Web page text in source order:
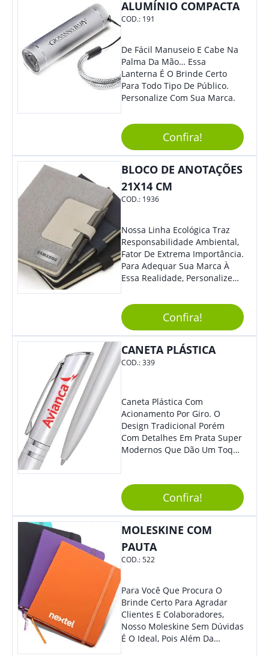
Sua Marca E Tenha Ainda
Mais Destaque Em Eventos E
ALUMÍNIO COMPACTA
COD.: 191
De Fácil Manuseio E Cabe Na
Palma Da Mão… Essa
Lanterna É O Brinde Certo
Para Todo Tipo De Público.
Personalize Com Sua Marca.
Confira!
BLOCO DE ANOTAÇÕES
21X14 CM
COD.: 1936
Nossa Linha Ecológica Traz
Responsabilidade Ambiental,
Fator De Extrema Importância.
Para Adequar Sua Marca À
Essa Realidade, Personalize
Anotações Com Post-It E
Caneta. Elaborado A Partir De
Material Reciclado, O Brinde
Também É Prático, Tornando-
Se Assim Excelente Para Uso
Cotidiano. Perfeito, Não É?!
Confira!
CANETA PLÁSTICA
COD.:339
Caneta Plástica Com
Acionamento Por Giro. O
Design Tradicional Porém
Com Detalhes Em Prata Super
Modernos Que Dão Um Toque
Confira!
MOLESKINE COM
PAUTA
COD.:522
Para Você Que Procura O
Brinde Certo Para Agradar
Clientes E Colaboradores,
Nosso Moleskine Sem Dúvidas
É O Ideal, Pois Além Da